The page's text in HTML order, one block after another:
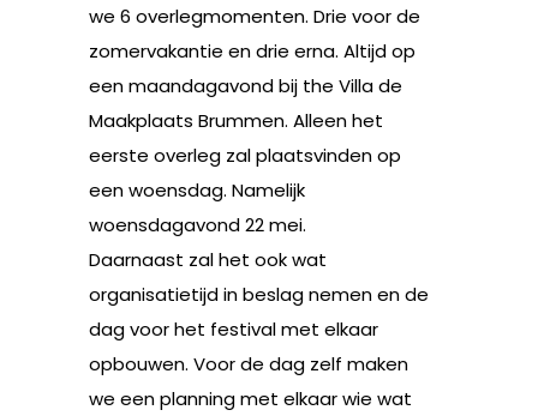
we 6 overlegmomenten. Drie voor de
zomervakantie en drie erna. Altijd op
een maandagavond bij the Villa de
Maakplaats Brummen. Alleen het
eerste overleg zal plaatsvinden op
een woensdag. Namelijk
woensdagavond 22 mei.
Daarnaast zal het ook wat
organisatietijd in beslag nemen en de
dag voor het festival met elkaar
opbouwen. Voor de dag zelf maken
we een planning met elkaar wie wat